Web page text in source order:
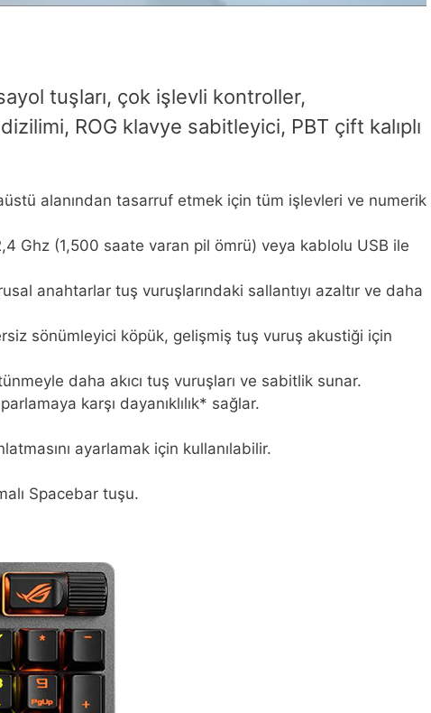
tuşları, çok işlevli kontroller,
ROG klavye sabitleyici, PBT çift kalıplı
alanından tasarruf etmek için tüm işlevleri ve numerik
Ghz (1,500 saate varan pil ömrü) veya kablolu USB ile
anahtarlar tuş vuruşlarındaki sallantıyı azaltır ve daha
sönümleyici köpük, gelişmiş tuş vuruş akustiği için
daha akıcı tuş vuruşları ve sabitlik sunar.
karşı dayanıklılık* sağlar.
ayarlamak için kullanılabilir.
Spacebar tuşu.